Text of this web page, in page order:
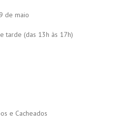
de maio
tarde (das 13h às 17h)
e Cacheados